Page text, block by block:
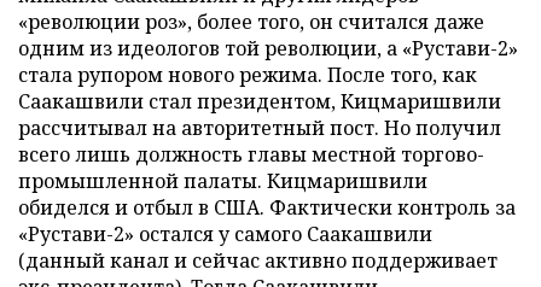
«революции роз», более того, он считался даже
одним из идеологов той революции, а «Рустави-2»
стала рупором нового режима. После того, как
Саакашвили стал президентом, Кицмаришвили
рассчитывал на авторитетный пост. Но получил
всего лишь должность главы местной торгово-
промышленной палаты. Кицмаришвили
обиделся и отбыл в США. Фактически контроль за
«Рустави-2» остался у самого Саакашвили
(данный канал и сейчас активно поддерживает